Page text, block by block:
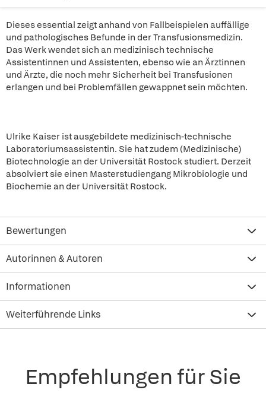
Dieses essential zeigt anhand von Fallbeispielen auffällige
und pathologisches Befunde in der Transfusionsmedizin.
Das Werk wendet sich an medizinisch technische
Assistentinnen und Assistenten, ebenso wie an Ärztinnen
und Ärzte, die noch mehr Sicherheit bei Transfusionen
erlangen und bei Problemfällen gewappnet sein möchten.
Ulrike Kaiser ist ausgebildete medizinisch-technische
Laboratoriumsassistentin. Sie hat zudem (Medizinische)
Biotechnologie an der Universität Rostock studiert. Derzeit
absolviert sie einen Masterstudiengang Mikrobiologie und
Biochemie an der Universität Rostock.
Bewertungen
Autorinnen & Autoren
Informationen
Weiterführende Links
Empfehlungen für Sie